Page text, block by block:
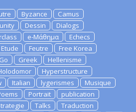
Byzance
Camus
Dessin
Dialogs
e-Μάθημα
Echecs
Etude Feutre
Free Korea
Go Greek
Hellenisme
Hyperstructure
Italian lygerismes
Musique
Portrait
publication
Talks
Traduction